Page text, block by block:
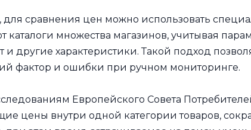
для сравнения цен можно использовать
каталоги множества магазинов, учитывая
и другие характеристики. Такой подход
фактор и ошибки при ручном мониторинге.
Европейского Совета
цены внутри одной категории товаров,